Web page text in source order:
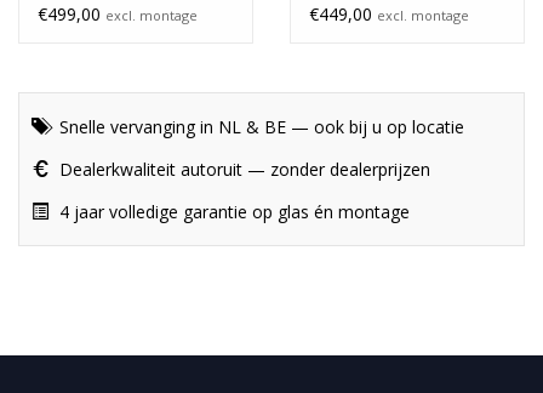
€499,00 excl. montage €449,00 excl. montage
Snelle vervanging in NL & BE — ook bij u op locatie
Dealerkwaliteit autoruit — zonder dealerprijzen
4 jaar volledige garantie op glas én montage